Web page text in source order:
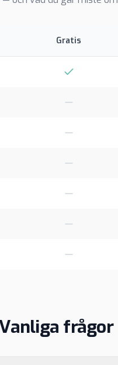
Gratis
frågor